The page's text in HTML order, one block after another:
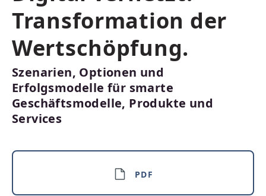
Transformation der
Wertschöpfung.
Szenarien, Optionen und
Erfolgsmodelle für smarte
Geschäftsmodelle, Produkte und
Services
PDF